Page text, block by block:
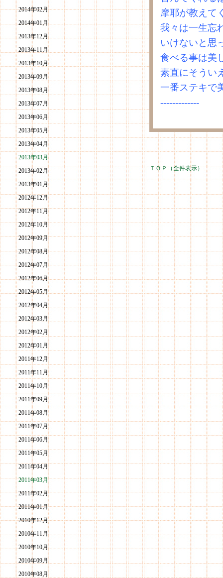
2014年02月
2014年01月
2013年12月
2013年11月
2013年10月
2013年09月
2013年08月
2013年07月
2013年06月
2013年05月
2013年04月
2013年03月
2013年02月
2013年01月
2012年12月
2012年11月
2012年10月
2012年09月
2012年08月
2012年07月
2012年06月
2012年05月
2012年04月
2012年03月
2012年02月
2012年01月
2011年12月
2011年11月
2011年10月
2011年09月
2011年08月
2011年07月
2011年06月
2011年05月
2011年04月
2011年03月
2011年02月
2011年01月
2010年12月
2010年11月
2010年10月
2010年09月
2010年08月
摩耶が教えて
我々は一生忘
いけないと思
食べる事は美
素直にそうい
一番ステキで
-------------
ＴＯＰ（全件表示）